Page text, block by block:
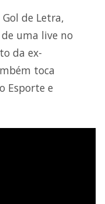
de Letra,
uma live no
da ex-
toca
Esporte e